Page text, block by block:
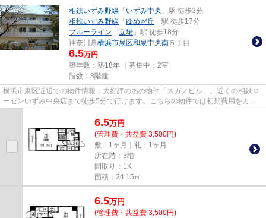
相鉄いずみ野線 「 いずみ中央 」駅 徒歩3分
相鉄いずみ野線 「 ゆめが丘 」駅 徒歩17分
ブルーライン 「 立場 」駅 徒歩18分
神奈川県横浜市泉区和泉中央南 ５丁目
6.5万円
築年数：築18年 ｜募集中： 2室
階数：3階建
横浜市泉区近辺での物件情報：大好評のあの物件「スガノビル」。近くの相鉄ロ
ーゼンいずみ中央店まで徒歩5分で行けます。こちらの物件では初期費用をカー
6.5万円
(管理費・共益費 3,500円)
敷：1ヶ月｜礼：1ヶ月
所在階：3階
間取り：1K
面積：24.15㎡
6.5万円
(管理費・共益費 3,500円)